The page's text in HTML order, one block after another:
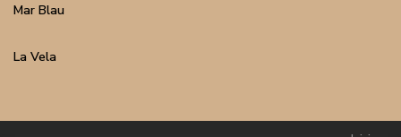
Mar Blau
La Vela